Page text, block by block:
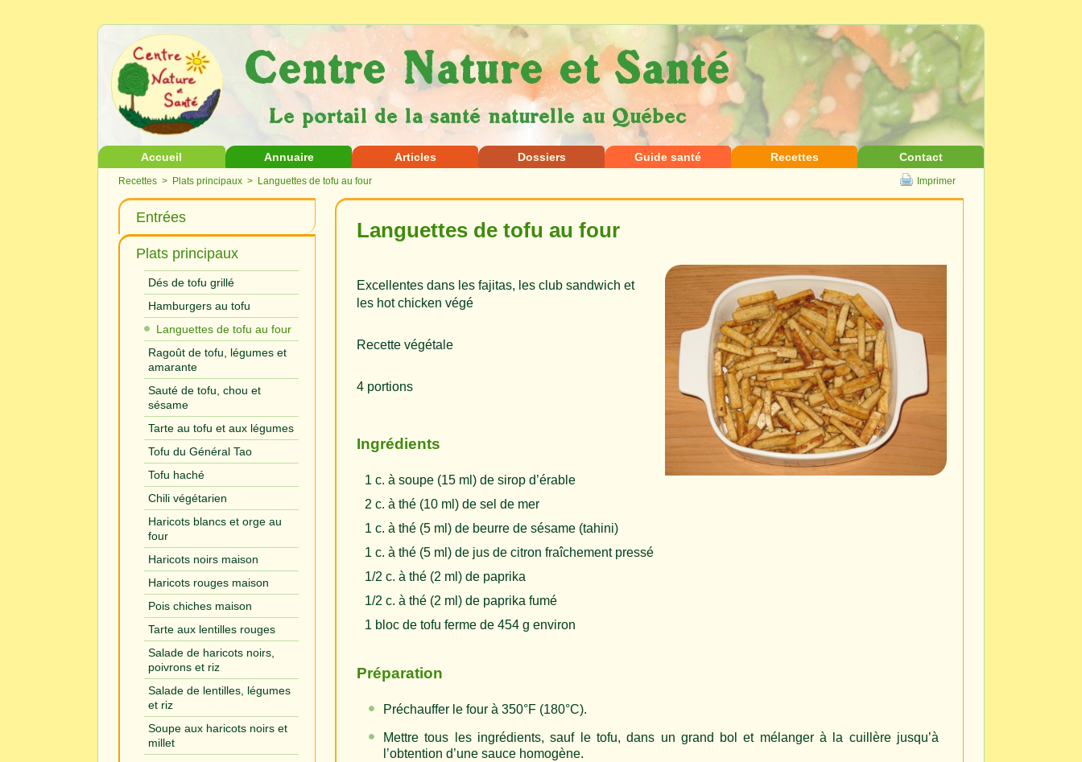
Accueil Annuaire Articles Dossiers Guide santé Recettes Contact
Recettes > Plats principaux > Languettes de tofu au four Imprimer
Entrées
Plats principaux
Dés de tofu grillé
Hamburgers au tofu
Languettes de tofu au four
Ragoût de tofu, légumes et
amarante
Sauté de tofu, chou et
sésame
Tarte au tofu et aux légumes
Tofu du Général Tao
Tofu haché
Chili végétarien
Haricots blancs et orge au
four
Haricots noirs maison
Haricots rouges maison
Pois chiches maison
Tarte aux lentilles rouges
Salade de haricots noirs,
poivrons et riz
Salade de lentilles, légumes
et riz
Soupe aux haricots noirs et
millet
Languettes de tofu au four
Excellentes dans les fajitas, les club sandwich et
les hot chicken végé
Recette végétale
4 portions
Ingrédients
1 c. à soupe (15 ml) de sirop d’érable
2 c. à thé (10 ml) de sel de mer
1 c. à thé (5 ml) de beurre de sésame (tahini)
1 c. à thé (5 ml) de jus de citron fraîchement pressé
1/2 c. à thé (2 ml) de paprika
1/2 c. à thé (2 ml) de paprika fumé
1 bloc de tofu ferme de 454 g environ
Préparation
Préchauffer le four à 350°F (180°C).
Mettre tous les ingrédients, sauf le tofu, dans un grand bol et mélanger à la cuillère jusqu’à
l’obtention d’une sauce homogène.